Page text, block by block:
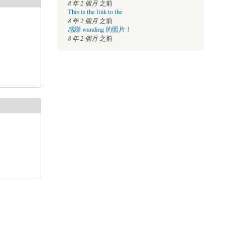
8 年 2 個月之前
This is the link to the
8 年 2 個月之前
感謝 wanding 的照片！
8 年 2 個月之前